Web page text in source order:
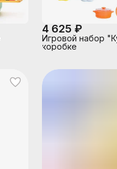
4 625 ₽
Игровой набор
коробке